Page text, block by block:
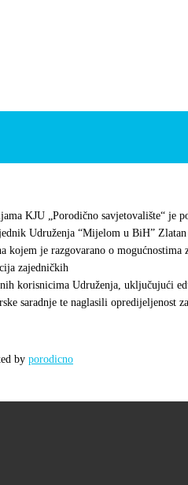
KJU „Porodično savjetovalište“
Udruženja “Mijelom u BiH”
kojem je razgovarano o
zajedničkih
korisnicima Udruženja, uključujući
saradnje te naglasili
by porodicno